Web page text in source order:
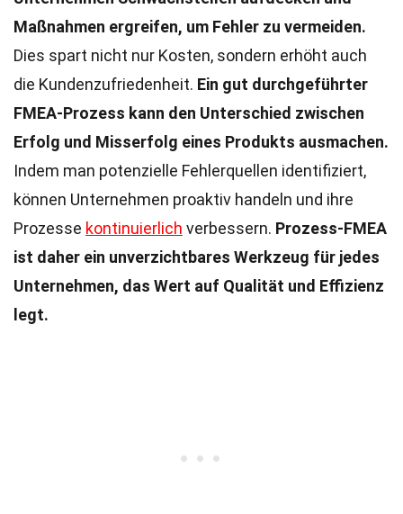
Maßnahmen ergreifen, um Fehler zu vermeiden.
Dies spart nicht nur Kosten, sondern erhöht auch
die Kundenzufriedenheit. Ein gut durchgeführter
FMEA-Prozess kann den Unterschied zwischen
Erfolg und Misserfolg eines Produkts ausmachen.
Indem man potenzielle Fehlerquellen identifiziert,
können Unternehmen proaktiv handeln und ihre
Prozesse kontinuierlich verbessern. Prozess-FMEA
ist daher ein unverzichtbares Werkzeug für jedes
Unternehmen, das Wert auf Qualität und Effizienz
legt.